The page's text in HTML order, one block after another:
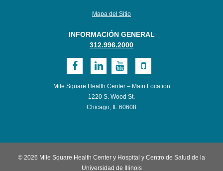
Mapa del Sitio
INFORMACIÓN GENERAL
312.996.2000
Visita
MSHC
Facebook
Visita
MSHC
en
LinkedIn
Visita
MSHC
en
Vaya
a
UI
Health
Mile Square Health Center – Main Location
1220 S. Wood St.
Chicago, IL 60608
© 2026 Mile Square Health Center y Hospital y Centro de Salud de la
Universidad de Illinois